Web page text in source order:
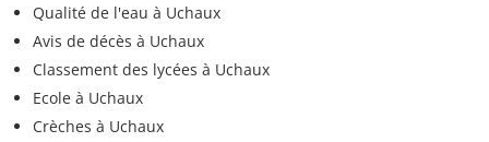
Qualité de l'eau à Uchaux
Avis de décès à Uchaux
Classement des lycées à Uchaux
Ecole à Uchaux
Crèches à Uchaux